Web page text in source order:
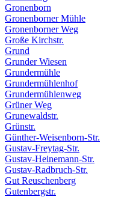
Gronenborn
Gronenborner Mühle
Gronenborner Weg
Große Kirchstr.
Grund
Grunder Wiesen
Grundermühle
Grundermühlenhof
Grundermühlenweg
Grüner Weg
Grunewaldstr.
Grünstr.
Günther-Weisenborn-Str.
Gustav-Freytag-Str.
Gustav-Heinemann-Str.
Gustav-Radbruch-Str.
Gut Reuschenberg
Gutenbergstr.